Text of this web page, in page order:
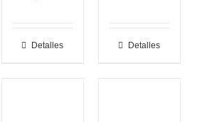
Detalles Detalles